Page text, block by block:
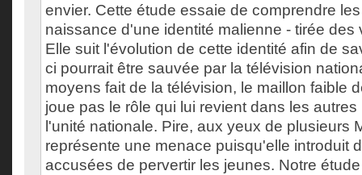
envier. Cette étude essaie de comprendre
naissance d'une identité malienne - tirée des
Elle suit l'évolution de cette identité afin de
ci pourrait être sauvée par la télévision
moyens fait de la télévision, le maillon faible
joue pas le rôle qui lui revient dans les
l'unité nationale. Pire, aux yeux de plusieurs
représente une menace puisqu'elle introduit
accusées de pervertir les jeunes. Notre